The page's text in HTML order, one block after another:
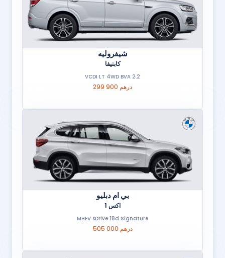
شيفروليه
كابتيفا
2.2 VCDI LT 4WD BVA
299 900 درهم
بي ام دبليو
اكس 1
MHEV sDrive 18d Signature
505 000 درهم